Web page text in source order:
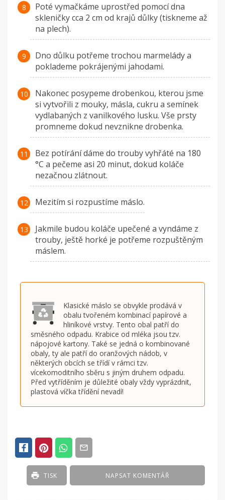
Poté vymačkáme uprostřed pomocí dna
skleničky cca 2 cm od krajů důlky (tiskneme až
na plech).
Dno důlku potřeme trochou marmelády a
poklademe pokrájenými jahodami.
Nakonec posypeme drobenkou, kterou jsme
si vytvořili z mouky, másla, cukru a semínek
vydlabaných z vanilkového lusku. Vše prsty
promneme dokud nevznikne drobenka.
Bez potírání dáme do trouby vyhřáté na 180
°C a pečeme asi 20 minut, dokud koláče
nezačnou zlátnout.
Mezitím si rozpustíme máslo.
Jakmile budou koláče upečené a vyndáme z
trouby, ještě horké je potřeme rozpuštěným
máslem.
Klasické máslo se obvykle prodává v
obalu tvořeném kombinací papírové a
hliníkové vrstvy. Tento obal patří do
směsného odpadu. Krabice od mléka jsou tzv.
nápojové kartony. Také se jedná o kombinované
obaly, ty ale patří do oranžových nádob, v
některých obcích se třídí v rámci tzv.
vícekomoditního sběru s jiným druhem odpadu.
Před vytříděním je důležité obaly vždy vyprázdnit,
plastová víčka třídění nevadí!
NAPSAT KOMENTÁŘ
TISK